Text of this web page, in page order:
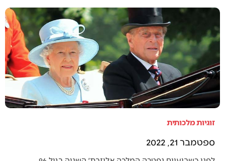
זוגיות מלכותית
ספטמבר 21, 2022